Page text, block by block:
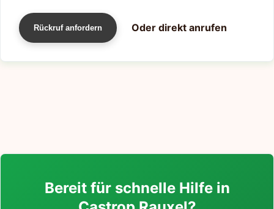
Rückruf anfordern Oder direkt anrufen
Bereit für schnelle Hilfe in